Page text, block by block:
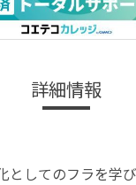
詳細情報
としてのフラを学